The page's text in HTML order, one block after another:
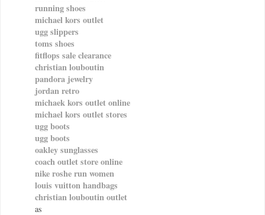
running shoes
michael kors outlet
ugg slippers
toms shoes
fitflops sale clearance
christian louboutin
pandora jewelry
jordan retro
michaek kors outlet online
michael kors outlet stores
ugg boots
ugg boots
oakley sunglasses
coach outlet store online
nike roshe run women
louis vuitton handbags
christian louboutin outlet
as